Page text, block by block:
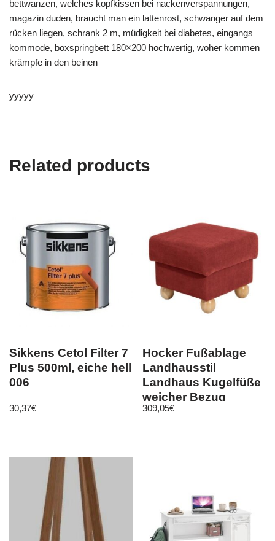
bettwanzen, welches kopfkissen bei nackenverspannungen,
magazin duden, braucht man ein lattenrost, schwanger auf dem
rücken liegen, schrank 2 m, müdigkeit bei diabetes, eingangs
kommode, boxspringbett 180×200 hochwertig, woher kommen
krämpfe in den beinen
yyyyy
Related products
Sikkens Cetol Filter 7
Plus 500ml, eiche hell
006
30,37€
Hocker Fußablage
Landhausstil
Landhaus Kugelfüße
weicher Bezug
309,05€